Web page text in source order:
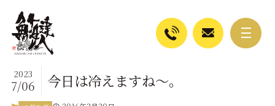
今日は冷えますね～。
2023
7/06